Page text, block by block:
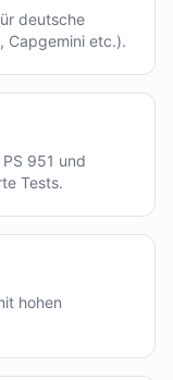
deutsche
Capgemini etc.).
951 und
Tests.
hohen